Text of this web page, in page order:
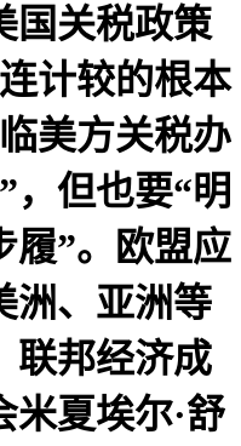
国关税政策
计较的根本
美方关税办
，但也要“明
履”。欧盟应
洲、亚洲等
联邦经济成
米夏埃尔·舒